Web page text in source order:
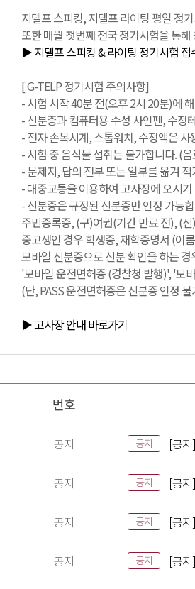
지텔프 스피킹, 지텔프 라이팅 평일 정
또한 매월 첫번째 전국 정기시험을 통
▶ 지텔프 스피킹 & 라이팅 정기시험 접
[ G-TELP 정기시험 주의사항]
- 시험 시작 40분 전(오후 2시 20분)에
- 신분증과 컴퓨터용 수성 사인펜, 수정
- 전자 손목시계, 스톱워치, 수정액은 사
- 시험 중 음식물 섭취는 불가합니다. (
- 문제지, 답의 전부 또는 일부를 옮겨
- 대중교통을 이용하여 고사장에 오시
- 신분증은 규정된 신분증만 인정 가능
주민증록증, (구)여권(기간 만료 전), (
중고생인 경우 학생증, 재학증명서 (이
모바일 신분증으로 신분 확인을 하는
'모바일 운전면허증 (경찰청 발행)', '모
(단, PASS 운전면허증은 신분증 인정
▶ 고사장 안내 바로가기
번호
공지 공지 [공
공지 공지 [공
공지 공지 [공
공지 공지 [공